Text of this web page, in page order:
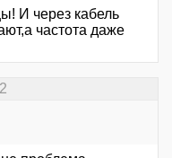
И через кабель
частота даже